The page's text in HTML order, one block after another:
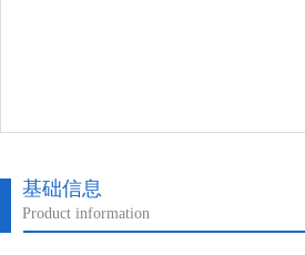
基础信息
Product information